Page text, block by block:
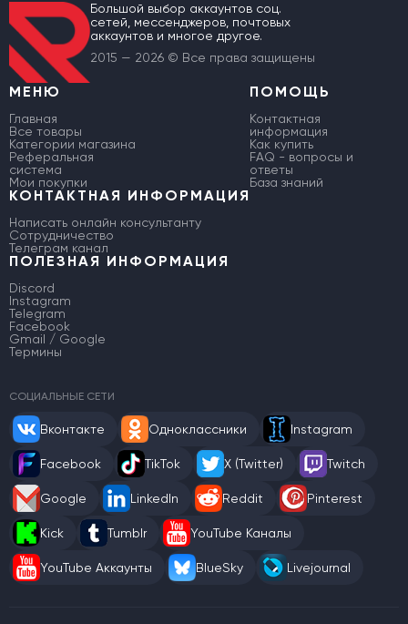
Большой выбор аккаунтов соц.
сетей, мессенджеров, почтовых
аккаунтов и многое другое.
2015 — 2026 © Все права защищены
МЕНЮ
Главная
Все товары
Категории магазина
Реферальная
система
Мои покупки
ПОМОЩЬ
Контактная
информация
Как купить
FAQ - вопросы и
ответы
База знаний
КОНТАКТНАЯ ИНФОРМАЦИЯ
Написать онлайн консультанту
Сотрудничество
Телеграм канал
ПОЛЕЗНАЯ ИНФОРМАЦИЯ
Discord
Instagram
Telegram
Facebook
Gmail / Google
Термины
СОЦИАЛЬНЫЕ СЕТИ
Вконтакте Одноклассники Instagram
Facebook TikTok X (Twitter) Twitch
Google LinkedIn Reddit Pinterest
Kick Tumblr YouTube Каналы
YouTube Аккаунты BlueSky Livejournal